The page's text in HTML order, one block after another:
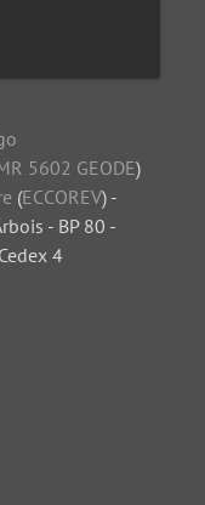
5602 GEODE)
(ECCOREV) -
- BP 80 -
4